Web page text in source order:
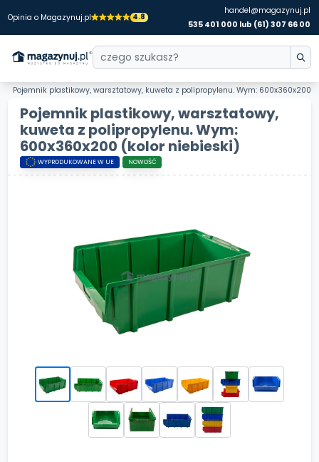
Opinia o Magazynuj.pl 4.8
handel@magazynuj.pl
535 401 000 lub (61) 307 66 00
Pojemnik plastikowy, warsztatowy, kuweta z polipropylenu. Wym: 600x360x200
Pojemnik plastikowy, warsztatowy,
kuweta z polipropylenu. Wym:
600x360x200 (kolor niebieski)
WYPRODUKOWANE W UE NOWOŚĆ